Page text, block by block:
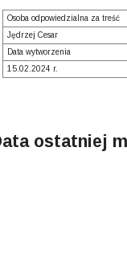
Osoba odpowiedzialna za treść
Jędrzej Cesar
Data wytworzenia
15.02.2024 r.
ostatniej